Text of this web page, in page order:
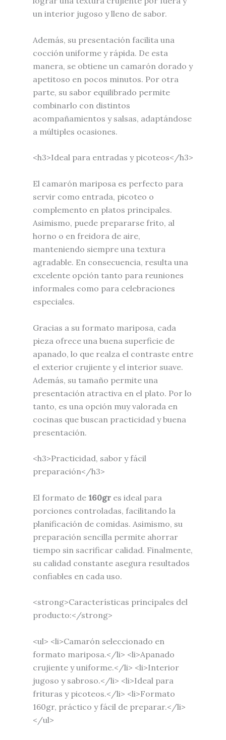
un interior jugoso y lleno de sabor.
Además, su presentación facilita una
cocción uniforme y rápida. De esta
manera, se obtiene un camarón dorado y
apetitoso en pocos minutos. Por otra
parte, su sabor equilibrado permite
combinarlo con distintos
acompañamientos y salsas, adaptándose
a múltiples ocasiones.
<h3>Ideal para entradas y picoteos</h3>
El camarón mariposa es perfecto para
servir como entrada, picoteo o
complemento en platos principales.
Asimismo, puede prepararse frito, al
horno o en freidora de aire,
manteniendo siempre una textura
agradable. En consecuencia, resulta una
excelente opción tanto para reuniones
informales como para celebraciones
especiales.
Gracias a su formato mariposa, cada
pieza ofrece una buena superficie de
apanado, lo que realza el contraste entre
el exterior crujiente y el interior suave.
Además, su tamaño permite una
presentación atractiva en el plato. Por lo
tanto, es una opción muy valorada en
cocinas que buscan practicidad y buena
presentación.
<h3>Practicidad, sabor y fácil
preparación</h3>
El formato de 160gr es ideal para
porciones controladas, facilitando la
planificación de comidas. Asimismo, su
preparación sencilla permite ahorrar
tiempo sin sacrificar calidad. Finalmente,
su calidad constante asegura resultados
confiables en cada uso.
<strong>Características principales del
producto:</strong>
<ul> <li>Camarón seleccionado en
formato mariposa.</li> <li>Apanado
crujiente y uniforme.</li> <li>Interior
jugoso y sabroso.</li> <li>Ideal para
frituras y picoteos.</li> <li>Formato
160gr, práctico y fácil de preparar.</li>
</ul>